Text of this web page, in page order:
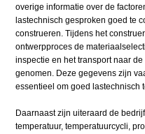
overige informatie over de
lastechnisch gesproken goed te
construeren. Tijdens het
ontwerpproces de
inspectie en het transport naar
genomen. Deze gegevens zijn
essentieel om goed lastechnisch
Daarnaast zijn uiteraard de
temperatuur, temperatuurcycli,